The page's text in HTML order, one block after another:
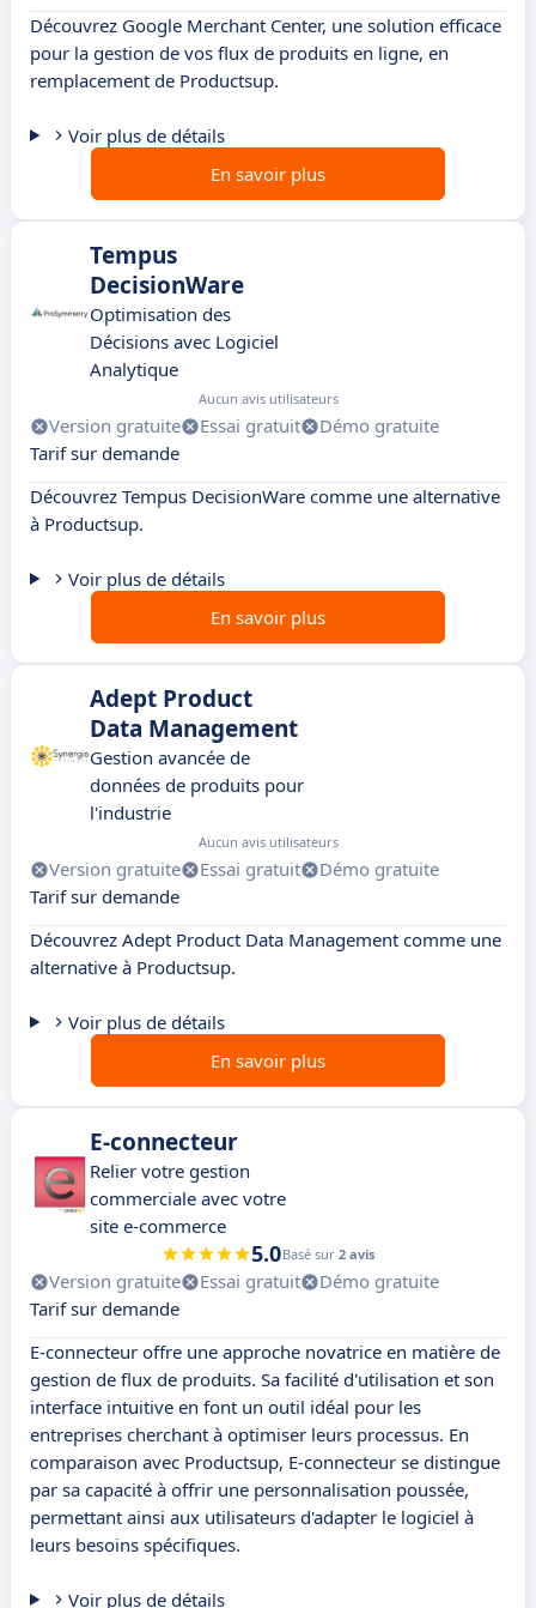
Découvrez Google Merchant Center, une solution efficace
pour la gestion de vos flux de produits en ligne, en
remplacement de Productsup.
Voir plus de détails
En savoir plus
Tempus
DecisionWare
Optimisation des
Décisions avec Logiciel
Analytique
Aucun avis utilisateurs
Version gratuite Essai gratuit
Démo gratuite
Tarif sur demande
Découvrez Tempus DecisionWare comme une alternative
à Productsup.
Voir plus de détails
En savoir plus
Adept Product
Data Management
Gestion avancée de
données de produits pour
l'industrie
Aucun avis utilisateurs
Version gratuite Essai gratuit
Démo gratuite
Tarif sur demande
Découvrez Adept Product Data Management comme une
alternative à Productsup.
Voir plus de détails
En savoir plus
E-connecteur
Relier votre gestion
commerciale avec votre
site e-commerce
5.0Basé sur 2 avis
Version gratuite Essai gratuit
Démo gratuite
Tarif sur demande
E-connecteur offre une approche novatrice en matière de
gestion de flux de produits. Sa facilité d'utilisation et son
interface intuitive en font un outil idéal pour les
entreprises cherchant à optimiser leurs processus. En
comparaison avec Productsup, E-connecteur se distingue
par sa capacité à offrir une personnalisation poussée,
permettant ainsi aux utilisateurs d'adapter le logiciel à
leurs besoins spécifiques.
Voir plus de détails